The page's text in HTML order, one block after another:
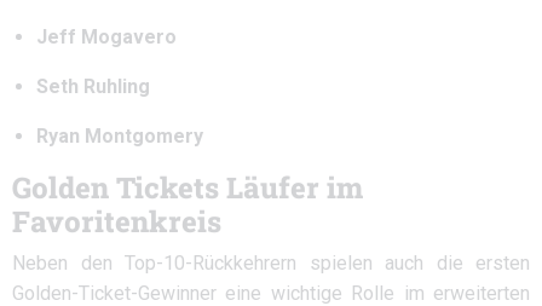
Jeff Mogavero
Seth Ruhling
Ryan Montgomery
Golden Tickets Läufer im
Favoritenkreis
Neben den Top-10-Rückkehrern spielen auch die ersten
Golden-Ticket-Gewinner eine wichtige Rolle im erweiterten